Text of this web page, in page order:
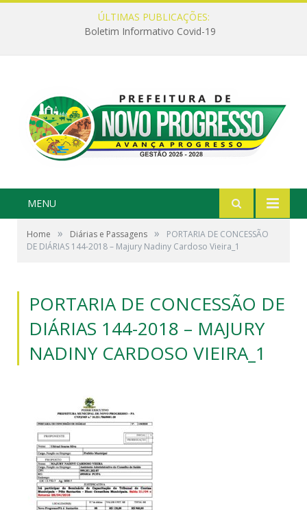
ÚLTIMAS PUBLICAÇÕES:
Boletim Informativo Covid-19
MENU
Home » Diárias e Passagens »
PORTARIA DE CONCESSÃO
DE DIÁRIAS 144-2018 – Majury Nadiny Cardoso Vieira_1
PORTARIA DE CONCESSÃO DE
DIÁRIAS 144-2018 – MAJURY
NADINY CARDOSO VIEIRA_1